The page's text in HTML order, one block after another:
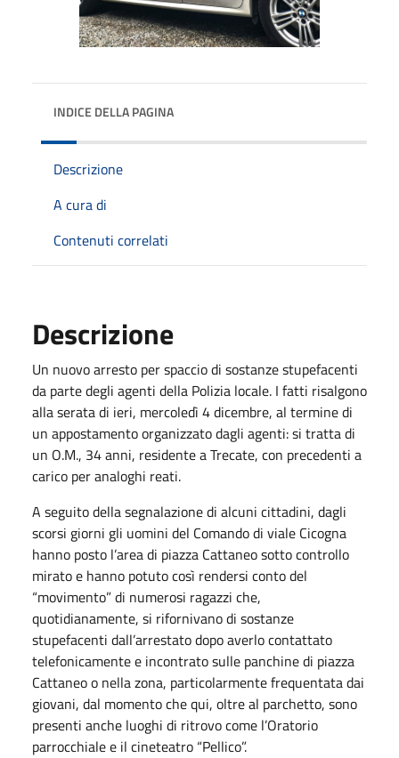
INDICE DELLA PAGINA
Descrizione
A cura di
Contenuti correlati
Descrizione
Un nuovo arresto per spaccio di sostanze stupefacenti
da parte degli agenti della Polizia locale. I fatti risalgono
alla serata di ieri, mercoledì 4 dicembre, al termine di
un appostamento organizzato dagli agenti: si tratta di
un O.M., 34 anni, residente a Trecate, con precedenti a
carico per analoghi reati.
A seguito della segnalazione di alcuni cittadini, dagli
scorsi giorni gli uomini del Comando di viale Cicogna
hanno posto l’area di piazza Cattaneo sotto controllo
mirato e hanno potuto così rendersi conto del
“movimento” di numerosi ragazzi che,
quotidianamente, si rifornivano di sostanze
stupefacenti dall’arrestato dopo averlo contattato
telefonicamente e incontrato sulle panchine di piazza
Cattaneo o nella zona, particolarmente frequentata dai
giovani, dal momento che qui, oltre al parchetto, sono
presenti anche luoghi di ritrovo come l’Oratorio
parrocchiale e il cineteatro “Pellico”.